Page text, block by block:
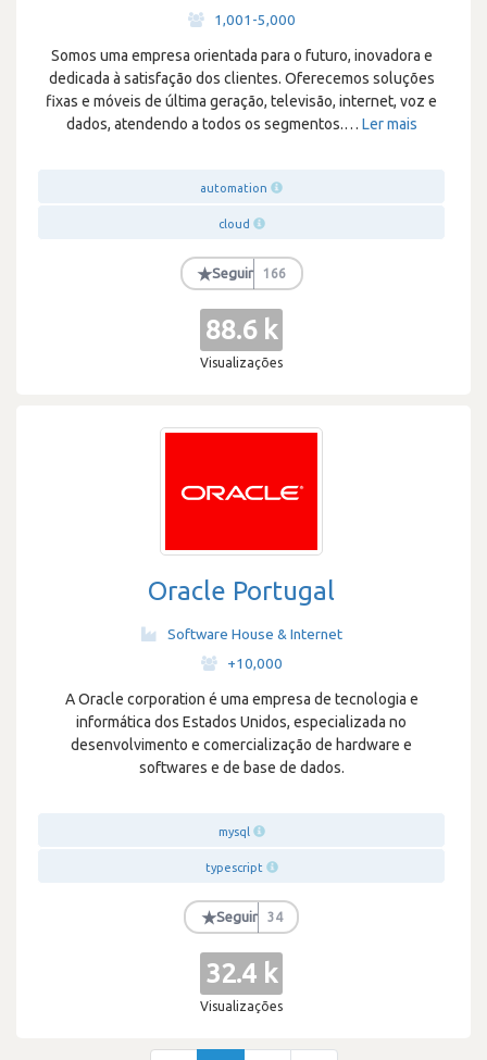
1,001-5,000
Somos uma empresa orientada para o futuro, inovadora e
dedicada à satisfação dos clientes. Oferecemos soluções
fixas e móveis de última geração, televisão, internet, voz e
dados, atendendo a todos os segmentos.… Ler mais
automation
cloud
★Seguir 166
88.6 k
Visualizações
Oracle Portugal
Software House & Internet
+10,000
A Oracle corporation é uma empresa de tecnologia e
informática dos Estados Unidos, especializada no
desenvolvimento e comercialização de hardware e
softwares e de base de dados.
mysql
typescript
★Seguir 34
32.4 k
Visualizações